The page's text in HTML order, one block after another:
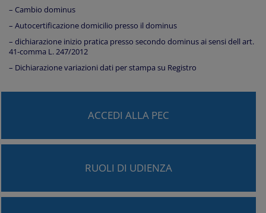
– Cambio dominus
– Autocertificazione domicilio presso il dominus
– dichiarazione inizio pratica presso secondo dominus ai sensi dell art.
41-comma L. 247/2012
– Dichiarazione variazioni dati per stampa su Registro
ACCEDI ALLA PEC
RUOLI DI UDIENZA